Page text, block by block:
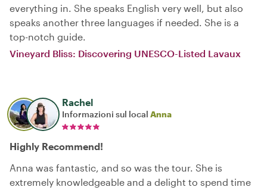
everything in. She speaks English very well, but also
speaks another three languages if needed. She is a
top-notch guide.
Vineyard Bliss: Discovering UNESCO-Listed Lavaux
Rachel
Informazioni sul local Anna
Highly Recommend!
Anna was fantastic, and so was the tour. She is
extremely knowledgeable and a delight to spend time